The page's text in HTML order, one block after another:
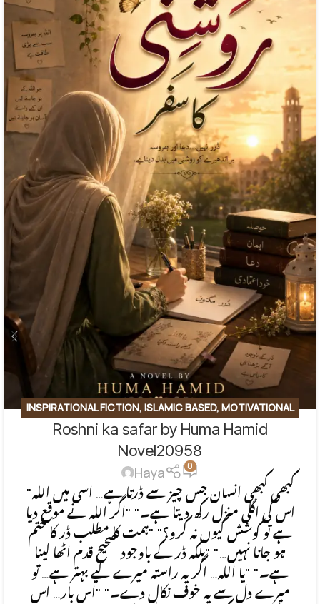
INSPIRATIONAL FICTION, ISLAMIC BASED, MOTIVATIONAL
SOCIAL ENGINEERING, SPIRITUAL,SPIRITUAL/FAITH-
BASED
Roshni ka safar by Huma Hamid
Novel20958
Haya 0
"کبھی کبھی انسان جس چیز سے ڈرتا ہے… اسی میں اللہ
اس کی اگلی منزل رکھ دیتا ہے۔" "اگر اللہ نے موقع دیا
ہے تو کوشش کیوں نہ کرو؟" "ہمت کا مطلب ڈر کا ختم
ہو جانا نہیں…" "بلکہ ڈر کے باوجود صحیح قدم اٹھا لینا
ہے۔" "یا اللہ… اگر یہ راستہ میرے لیے بہتر ہے… تو
میرے دل سے یہ خوف نکال دے۔" "اس بار… اس